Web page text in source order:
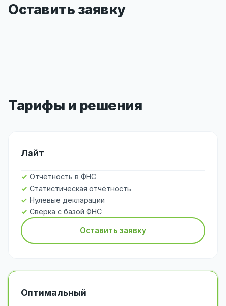
Оставить заявку
Тарифы и решения
Лайт
Отчётность в ФНС
Статистическая отчётность
Нулевые декларации
Сверка с базой ФНС
Оставить заявку
Оптимальный